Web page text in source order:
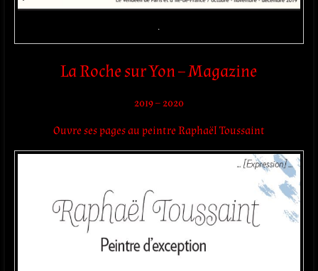
.
La Roche sur Yon – Magazine
2019 – 2020
Ouvre ses pages au peintre Raphaël Toussaint